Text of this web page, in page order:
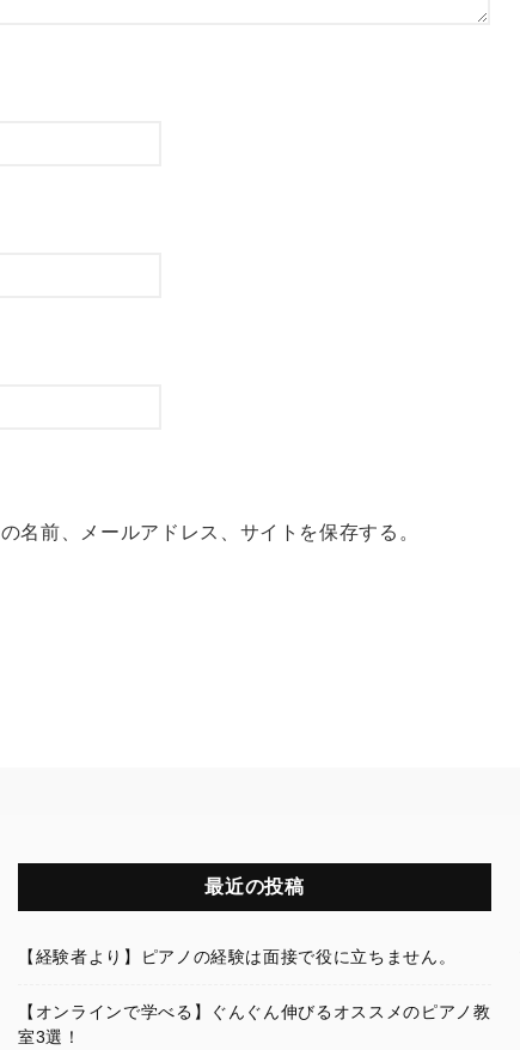
名前、メールアドレス、サイトを保存する。
最近の投稿
【経験者より】ピアノの経験は面接で役に立ちません。
【オンラインで学べる】ぐんぐん伸びるオススメのピアノ教
室3選！